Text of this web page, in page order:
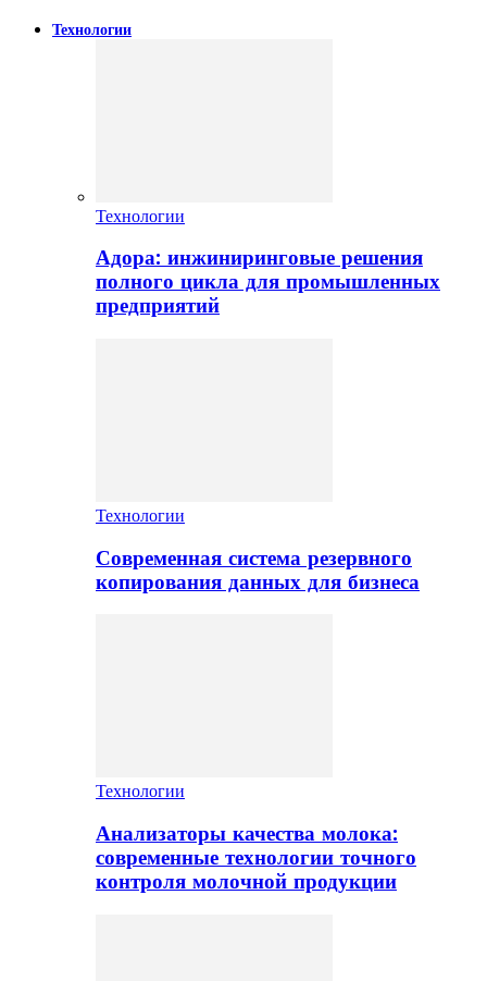
Технологии
Технологии
Адора: инжиниринговые решения
полного цикла для промышленных
предприятий
Технологии
Современная система резервного
копирования данных для бизнеса
Технологии
Анализаторы качества молока:
современные технологии точного
контроля молочной продукции